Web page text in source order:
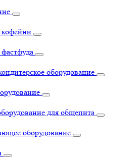
кофейни
оборудование
для общепита
оборудование